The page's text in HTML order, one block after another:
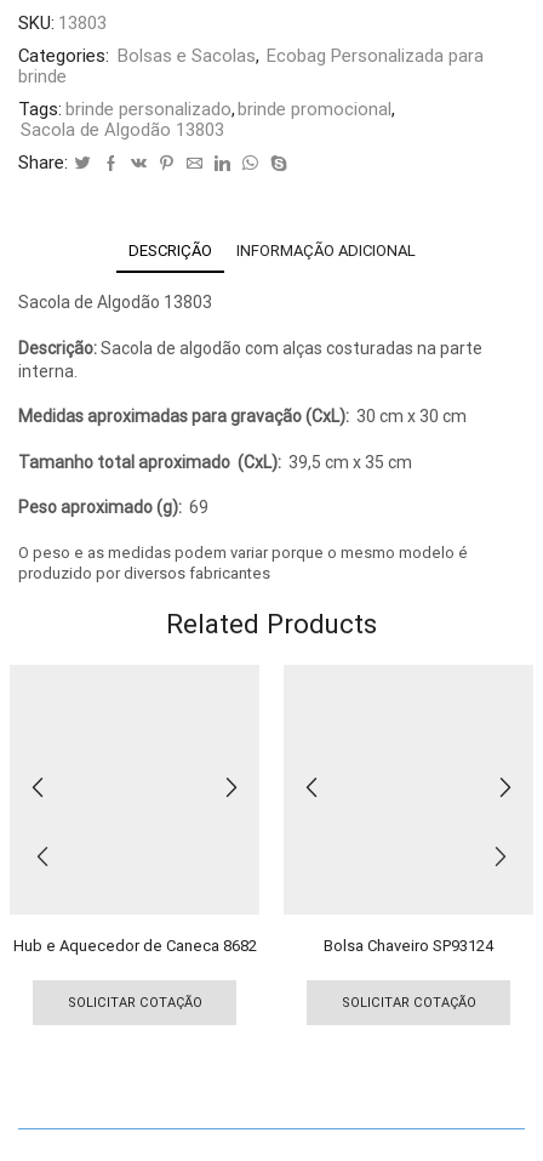
13803
quantidade
SKU: 13803
Categories: Bolsas e Sacolas, Ecobag Personalizada para
brinde
Tags: brinde personalizado,brinde promocional,
Sacola de Algodão 13803
Share:
DESCRIÇÃO INFORMAÇÃO ADICIONAL
Sacola de Algodão 13803
Descrição:Sacola de algodão com alças costuradas na parte
interna.
Medidas aproximadas para gravação(CxL): 30 cm x 30 cm
Tamanho total aproximado (CxL): 39,5 cm x 35 cm
Peso aproximado(g): 69
O peso e as medidas podem variar porque o mesmo modelo é
produzido por diversos fabricantes
Related Products
Hub e Aquecedor de Caneca 8682
SOLICITAR COTAÇÃO
tem
opções
Bolsa Chaveiro SP93124
SOLICITAR COTAÇÃO
tem